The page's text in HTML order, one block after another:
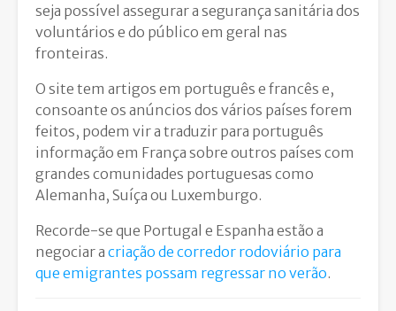
seja possível assegurar a segurança sanitária dos
voluntários e do público em geral nas
fronteiras.
O site tem artigos em português e francês e,
consoante os anúncios dos vários países forem
feitos, podem vir a traduzir para português
informação em França sobre outros países com
grandes comunidades portuguesas como
Alemanha, Suíça ou Luxemburgo.
Recorde-se que Portugal e Espanha estão a
negociar a criação de corredor rodoviário para
que emigrantes possam regressar no verão.